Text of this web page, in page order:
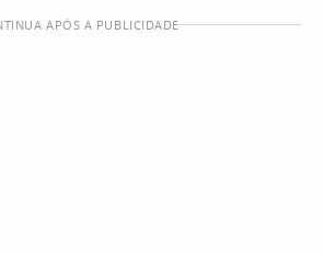
APÓS A PUBLICIDADE